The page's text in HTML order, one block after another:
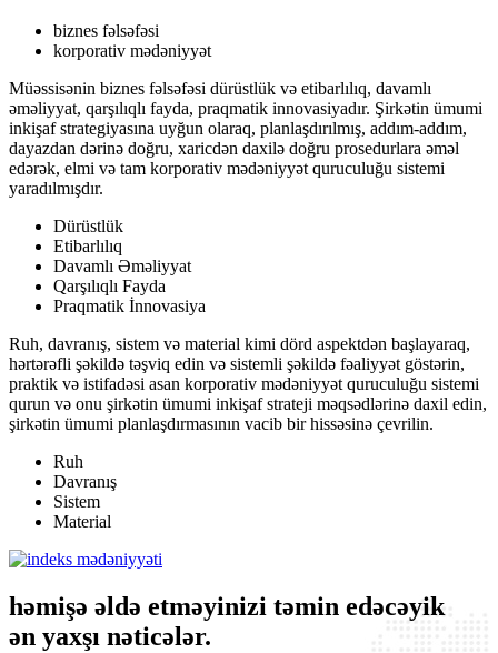
biznes fəlsəfəsi
korporativ mədəniyyət
Müəssisənin biznes fəlsəfəsi dürüstlük və etibarlılıq, davamlı
əməliyyat, qarşılıqlı fayda, praqmatik innovasiyadır. Şirkətin ümumi
inkişaf strategiyasına uyğun olaraq, planlaşdırılmış, addım-addım,
dayazdan dərinə doğru, xaricdən daxilə doğru prosedurlara əməl
edərək, elmi və tam korporativ mədəniyyət quruculuğu sistemi
yaradılmışdır.
Dürüstlük
Etibarlılıq
Davamlı Əməliyyat
Qarşılıqlı Fayda
Praqmatik İnnovasiya
Ruh, davranış, sistem və material kimi dörd aspektdən başlayaraq,
hərtərəfli şəkildə təşviq edin və sistemli şəkildə fəaliyyət göstərin,
praktik və istifadəsi asan korporativ mədəniyyət quruculuğu sistemi
qurun və onu şirkətin ümumi inkişaf strateji məqsədlərinə daxil edin,
şirkətin ümumi planlaşdırmasının vacib bir hissəsinə çevrilin.
Ruh
Davranış
Sistem
Material
həmişə əldə etməyinizi təmin edəcəyik
ən yaxşı nəticələr.